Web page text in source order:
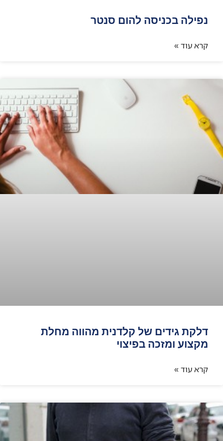
נפילה בכניסה להום סנטר
קרא עוד »
דלקת גידים של קלדנית מהווה מחלת
מקצוע ומזכה בפיצוי
קרא עוד »